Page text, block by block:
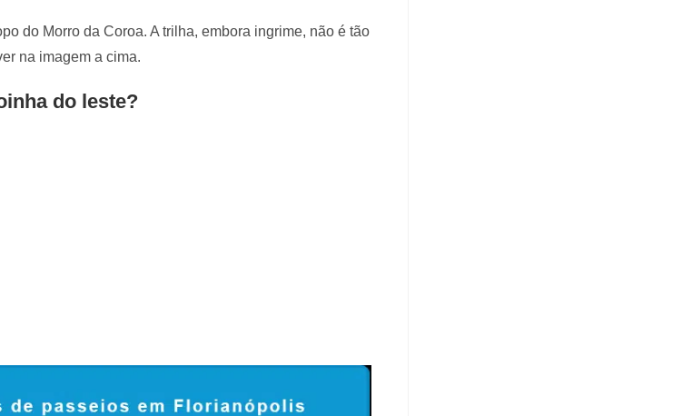
do Morro da Coroa. A trilha, embora ingrime, não é tão
na imagem a cima.
do leste?